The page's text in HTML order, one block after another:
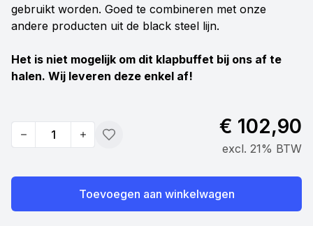
gebruikt worden. Goed te combineren met onze
andere producten uit de black steel lijn.
Het is niet mogelijk om dit klapbuffet bij ons af te
halen. Wij leveren deze enkel af!
Quantity Toevoegen
€ 102,90
excl. 21% BTW
Toevoegen aan winkelwagen